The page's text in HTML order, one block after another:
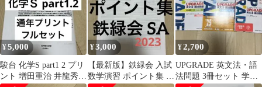
¥5,000
駿台 化学S part1 2 プリ
ント 増田重治 井龍秀徳
¥3,000
【最新版】鉄緑会 入試
数学演習 ポイント集 蓑
¥2,700
UPGRADE 英文法・語
法問題 3冊セット 学校